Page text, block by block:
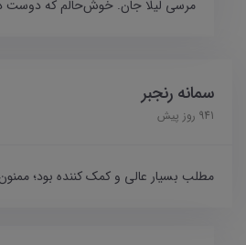
مرسی لیلا جان. خوش‌حالم که دوست
سمانه رنجبر
941 روز پیش
مطلب بسیار عالی و کمک کننده بود؛